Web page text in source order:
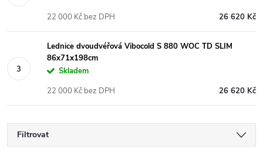
26 620 Kč
22 000 Kč bez DPH
Lednice dvoudvéřová Vibocold S 880 WOC TD SLIM
86x71x198cm
Skladem
26 620 Kč
22 000 Kč bez DPH
Filtrovat